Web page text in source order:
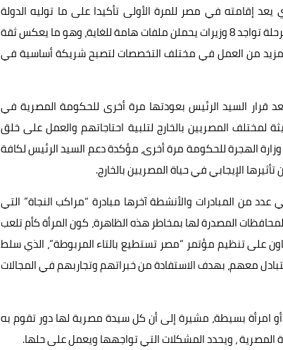
يعد إقامته في مصر للمرة الأولى تأكيدا على ما توليه الدولة
المصرية من اهتمام كبير بالمرأة؛ فالحكومة المصرية تشهد في هذه المرحلة تواجد 8 وزيرات يحملن ملفات هامة للغاية، وهو ما يعكس ثقة
من العمل في مختلف التخصصات لتصبح شريكة أساسية في
قرار السيد الرئيس بعودتها مرة أخرى للحكومة المصرية في
لمختلف المصريين بالخارج لتلبية احتاجاتهم والعمل على خلق
الهجرة للحكومة مرة أخرى، مؤكدة دعم السيد الرئيس لكافة
الإيجابي في حياة المصريين بالخارج.
من المبادرات والأنشطة آخرها مبادرة “مراكب النجاة” التي
المصدرة لها بمخاطر هذه الظاهرة، كون المرأة كأم تلعب
على تنظيم مؤتمر “مصر تستطيع بالتاء المربوطة”، الذي سلط
معهم، بهدف الاستفادة من خبراتهم وتجاربهم في المجالات
أو امرأة بسيطة، مشيرة إلى أن كل سيدة مصرية لها دور تقوم به
، ويحدد المشكلات التي تواجهها ويعمل على حلها.